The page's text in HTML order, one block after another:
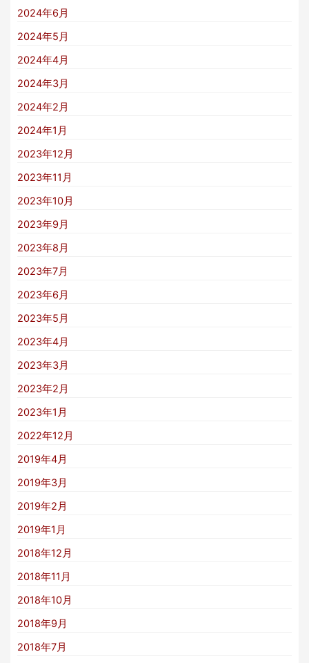
2024年6月
2024年5月
2024年4月
2024年3月
2024年2月
2024年1月
2023年12月
2023年11月
2023年10月
2023年9月
2023年8月
2023年7月
2023年6月
2023年5月
2023年4月
2023年3月
2023年2月
2023年1月
2022年12月
2019年4月
2019年3月
2019年2月
2019年1月
2018年12月
2018年11月
2018年10月
2018年9月
2018年7月